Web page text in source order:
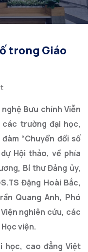
trong Giáo
Bưu chính Viễn
trường đại học,
“Chuyển đổi số
Hội thảo, về phía
Bí thư Đảng ủy,
Đặng Hoài Bắc,
Quang Anh, Phó
nghiên cứu, các
viện.
học, cao đẳng Việt